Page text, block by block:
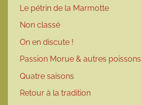
Le pétrin de la Marmotte
Non classé
On en discute !
Passion Morue & autres poissons
Quatre saisons
Retour à la tradition